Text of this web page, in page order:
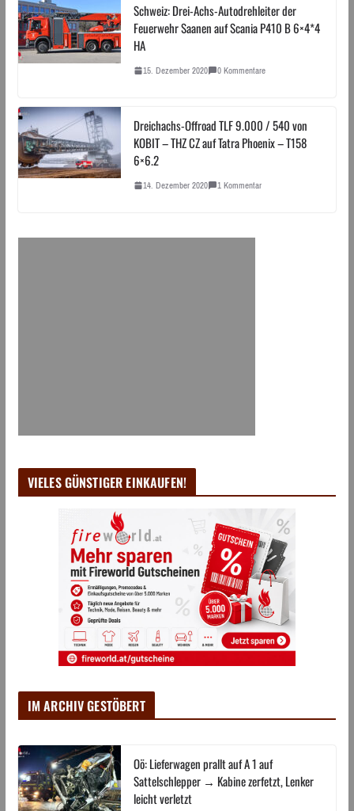
Schweiz: Drei-Achs-Autodrehleiter der
Feuerwehr Saanen auf Scania P410 B 6×4*4
HA
15. Dezember 2020 0 Kommentare
Dreichachs-Offroad TLF 9.000 / 540 von
KOBIT – THZ CZ auf Tatra Phoenix – T158
6×6.2
14. Dezember 2020 1 Kommentar
VIELES GÜNSTIGER EINKAUFEN!
IM ARCHIV GESTÖBERT
Oö: Lieferwagen prallt auf A 1 auf
Sattelschlepper → Kabine zerfetzt, Lenker
leicht verletzt